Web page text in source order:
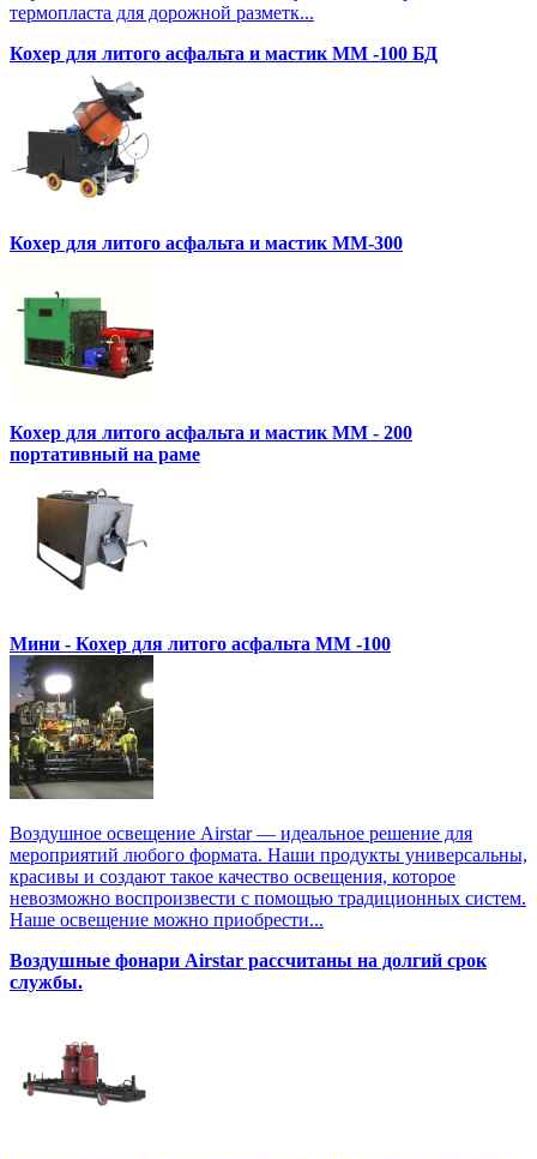
термопласта для дорожной разметк...
Кохер для литого асфальта и мастик MM -100 БД
Кохер для литого асфальта и мастик MM-300
Кохер для литого асфальта и мастик MM - 200
портативный на раме
Мини - Кохер для литого асфальта MM -100
Воздушное освещение Airstar — идеальное решение для
мероприятий любого формата. Наши продукты универсальны,
красивы и создают такое качество освещения, которое
невозможно воспроизвести с помощью традиционных систем.
Наше освещение можно приобрести...
Воздушные фонари Airstar рассчитаны на долгий срок
службы.